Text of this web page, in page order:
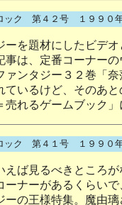
ック 第４２号 １９９０
を題材にしたビデオ
は、定番コーナー
ンタジー３２巻「
ているけど、そのあ
売れるゲームブック
ック 第４１号 １９９０
ば見るべきところ
ーナーがあるくらい
の王様特集。魔由